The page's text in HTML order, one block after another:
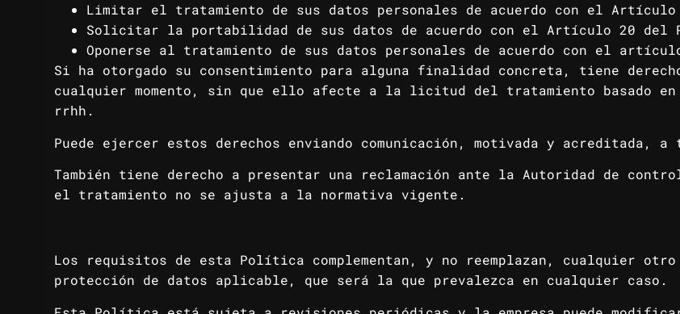
Limitar el tratamiento de sus datos personales de acuerdo con el Artículo
Solicitar la portabilidad de sus datos de acuerdo con el Artículo 20 del
Oponerse al tratamiento de sus datos personales de acuerdo con el artículo
Si ha otorgado su consentimiento para alguna finalidad concreta, tiene
cualquier momento, sin que ello afecte a la licitud del tratamiento basado
rrhh.
Puede ejercer estos derechos enviando comunicación, motivada y acreditada, a
También tiene derecho a presentar una reclamación ante la Autoridad de
el tratamiento no se ajusta a la normativa vigente.
Los requisitos de esta Política complementan, y no reemplazan, cualquier
protección de datos aplicable, que será la que prevalezca en cualquier caso.